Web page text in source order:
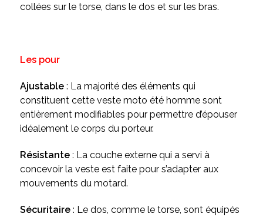
collées sur le torse, dans le dos et sur les bras.
Les pour
Ajustable: La majorité des éléments qui
constituent cette veste moto été homme sont
entièrement modifiables pour permettre d’épouser
idéalement le corps du porteur.
Résistante: La couche externe qui a servi à
concevoir la veste est faite pour s’adapter aux
mouvements du motard.
Sécuritaire: Le dos, comme le torse, sont équipés